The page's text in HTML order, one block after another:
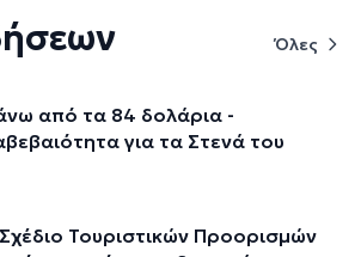
Όλες
από τα 84 δολάρια -
για τα Στενά του
Τουριστικών Προορισμών